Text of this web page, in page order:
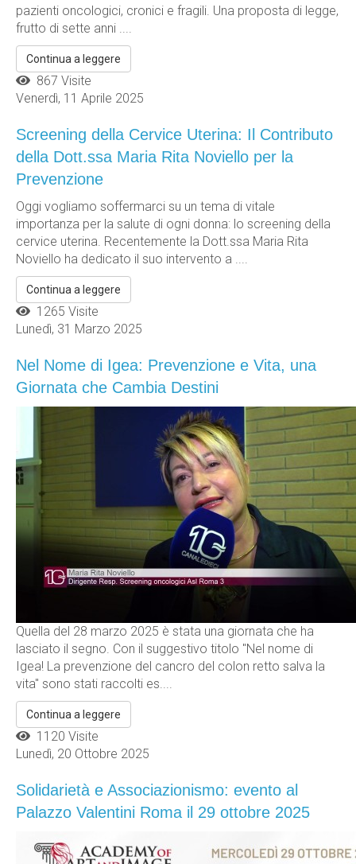
pazienti oncologici, cronici e fragili. Una proposta di legge,
frutto di sette anni ....
Continua a leggere
867 Visite
Venerdì, 11 Aprile 2025
Screening della Cervice Uterina: Il Contributo
della Dott.ssa Maria Rita Noviello per la
Prevenzione
Oggi vogliamo soffermarci su un tema di vitale
importanza per la salute di ogni donna: lo screening della
cervice uterina. Recentemente la Dott.ssa Maria Rita
Noviello ha dedicato il suo intervento a ....
Continua a leggere
1265 Visite
Lunedì, 31 Marzo 2025
Nel Nome di Igea: Prevenzione e Vita, una
Giornata che Cambia Destini
Quella del 28 marzo 2025 è stata una giornata che ha
lasciato il segno. Con il suggestivo titolo "Nel nome di
Igea! La prevenzione del cancro del colon retto salva la
vita" sono stati raccolti es....
Continua a leggere
1120 Visite
Lunedì, 20 Ottobre 2025
Solidarietà e Associazionismo: evento al
Palazzo Valentini Roma il 29 ottobre 2025